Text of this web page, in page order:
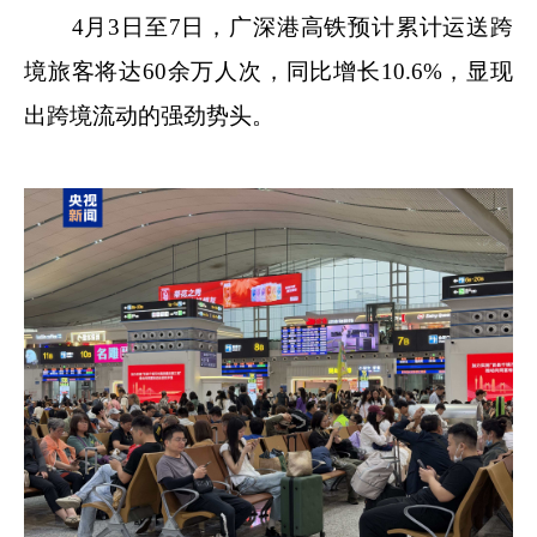
4月3日至7日，广深港高铁预计累计运送跨
境旅客将达60余万人次，同比增长10.6%，显现
出跨境流动的强劲势头。